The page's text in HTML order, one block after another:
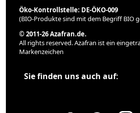
Öko-Kontrollstelle: DE-ÖKO-009
(BIO-Produkte sind mit dem Begriff BIO
© 2011-26 Azafran.de.
All rights reserved. Azafran ist ein
Markenzeichen
Sie finden uns auch auf: